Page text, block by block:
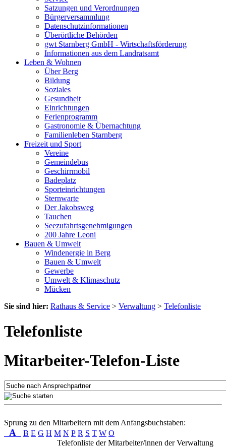
Satzungen und Verordnungen
Bürgerversammlung
Datenschutzinformationen
Überörtliche Behörden
gwt Starnberg GmbH - Wirtschaftsförderung
Informationen aus dem Landratsamt
Leben & Wohnen
Über Berg
Bildung
Soziales
Gesundheit
Einrichtungen
Ferienprogramm
Gastronomie & Übernachtung
Familienleben Starnberg
Freizeit und Sport
Vereine
Gemeindebus
Geschirrmobil
Badeplatz
Sporteinrichtungen
Sternwarte
Der Jakobsweg
Tauchen
Seezufahrtsgenehmigungen
200 Jahre Leoni
Bauen & Umwelt
Windenergie in Berg
Bauen & Umwelt
Gewerbe
Umwelt & Klimaschutz
Mücken
Sie sind hier: Rathaus & Service > Verwaltung > Telefonliste
Telefonliste
Mitarbeiter-Telefon-Liste
Sprung zu den Mitarbeitern mit dem Anfangsbuchstaben:
A B E G H M N P R S T W O
Telefonliste der Mitarbeiter/innen der Verwaltung